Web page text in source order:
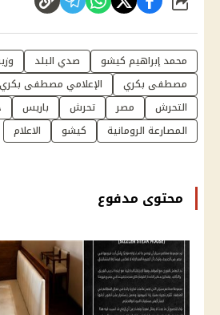
شارك
محمد إبراهيم كيشو صدي البلد
مصطفى بكري
الإعلامي مصطفى بكري
التحرش
مصر تحرش باريس
المصارعة الرومانية
كيشو الاعلام
محتوى مدفوع